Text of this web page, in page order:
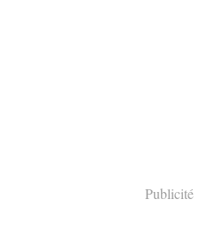
Publicité